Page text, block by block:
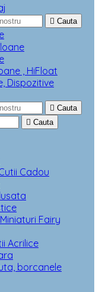
 Cauta
, HiFloat
Dispozitive
 Cauta
 Cauta
Cadou
Fairy
Acrilice
borcanele